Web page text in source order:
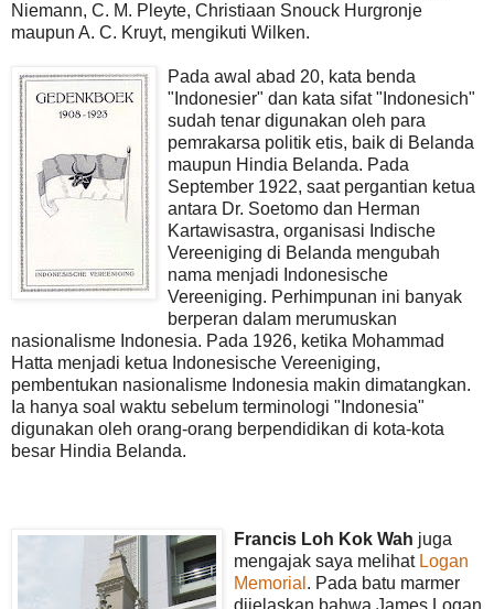
Niemann, C. M. Pleyte, Christiaan Snouck Hurgronje
maupun A. C. Kruyt, mengikuti Wilken.
Pada awal abad 20, kata benda
"Indonesier" dan kata sifat "Indonesich"
sudah tenar digunakan oleh para
pemrakarsa politik etis, baik di Belanda
maupun Hindia Belanda. Pada
September 1922, saat pergantian ketua
antara Dr. Soetomo dan Herman
Kartawisastra, organisasi Indische
Vereeniging di Belanda mengubah
nama menjadi Indonesische
Vereeniging. Perhimpunan ini banyak
berperan dalam merumuskan
nasionalisme Indonesia. Pada 1926, ketika Mohammad
Hatta menjadi ketua Indonesische Vereeniging,
pembentukan nasionalisme Indonesia makin dimatangkan.
Ia hanya soal waktu sebelum terminologi "Indonesia"
digunakan oleh orang-orang berpendidikan di kota-kota
besar Hindia Belanda.
Francis Loh Kok Wah juga
mengajak saya melihat Logan
Memorial . Pada batu marmer
dijelaskan bahwa James Logan